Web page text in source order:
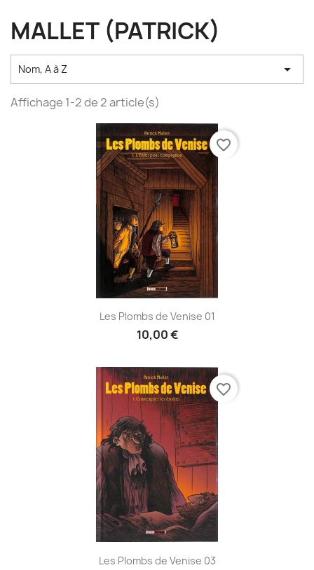
MALLET (PATRICK)
Nom, A à Z 
Affichage 1-2 de 2 article(s)
Les Plombs de Venise 01
10,00 €
favorite_border
Les Plombs de Venise 03
favorite_border